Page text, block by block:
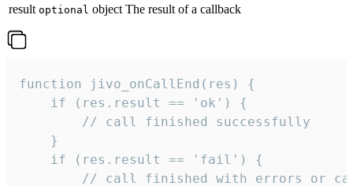
result optional object The result of a callback
function jivo_onCallEnd(res) {
    if (res.result == 'ok') {
        // call finished successfully
    }
    if (res.result == 'fail') {
// call finished with errors or